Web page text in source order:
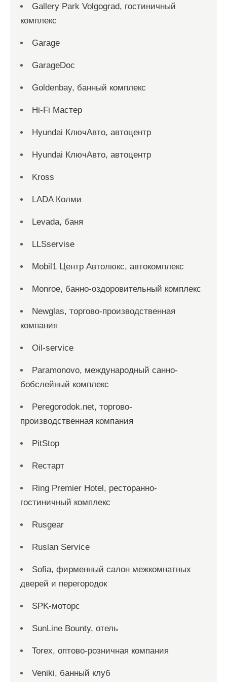
Gallery Park Volgograd, гостиничный
комплекс
Garage
GarageDoc
Goldenbay, банный комплекс
Hi-Fi Мастер
Hyundai КлючАвто, автоцентр
Hyundai КлючАвто, автоцентр
Kross
LADA Колми
Levada, баня
LLSservise
Mobil1 Центр Автолюкс, автокомплекс
Monroe, банно-оздоровительный комплекс
Newglas, торгово-производственная
компания
Oil-service
Paramonovo, международный санно-
бобслейный комплекс
Peregorodok.net, торгово-
производственная компания
PitStop
Reстарт
Ring Premier Hotel, ресторанно-
гостиничный комплекс
Rusgear
Ruslan Service
Sofia, фирменный салон межкомнатных
дверей и перегородок
SPK-моторс
SunLine Bounty, отель
Torex, оптово-розничная компания
Veniki, банный клуб